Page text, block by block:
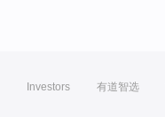
Investors 有道智选